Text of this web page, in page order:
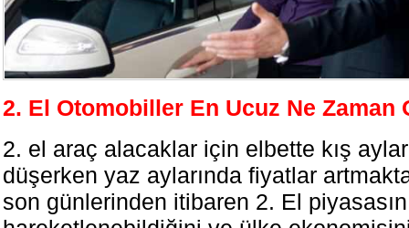
2. El Otomobiller En Ucuz Ne Zaman
2. el araç alacaklar için elbette kış
düşerken yaz aylarında fiyatlar
son günlerinden itibaren 2. El